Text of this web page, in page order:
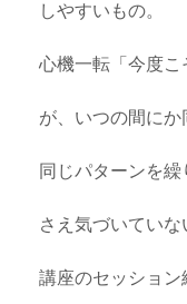
しやすいもの。
心機一転「今度こ
が、いつの間にか
同じパターンを
さえ気づいていな
講座のセッショ